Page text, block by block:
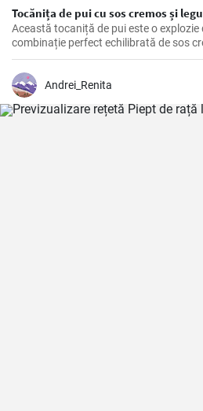
Tocănița de pui cu sos cremos și
Această tocaniță de pui este o explozie
combinație perfect echilibrată de sos
Este o rețetă perfectă pentru o cină de
Andrei_Renita